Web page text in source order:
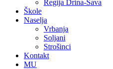
Regija Drina-Sava
Škole
Naselja
Vrbanja
Soljani
Strošinci
Kontakt
MU